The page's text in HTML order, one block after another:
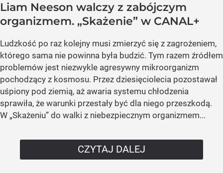
Liam Neeson walczy z zabójczym
organizmem. „Skażenie” w CANAL+
Ludzkość po raz kolejny musi zmierzyć się z zagrożeniem,
którego sama nie powinna była budzić. Tym razem źródłem
problemów jest niezwykle agresywny mikroorganizm
pochodzący z kosmosu. Przez dziesięciolecia pozostawał
uśpiony pod ziemią, aż awaria systemu chłodzenia
sprawiła, że warunki przestały być dla niego przeszkodą.
W „Skażeniu” do walki z niebezpiecznym organizmem...
CZYTAJ DALEJ